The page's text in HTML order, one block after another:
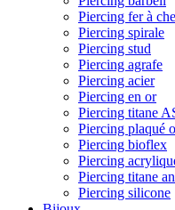
Piercing fer à
Piercing spirale
Piercing stud
Piercing agrafe
Piercing acier
Piercing en or
Piercing titane
Piercing plaqué
Piercing bioflex
Piercing
Piercing titane
Piercing silicone